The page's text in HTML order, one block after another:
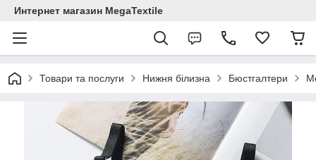
Интернет магазин MegaTextile
Товари та послуги Нижня білизна Бюстгалтери